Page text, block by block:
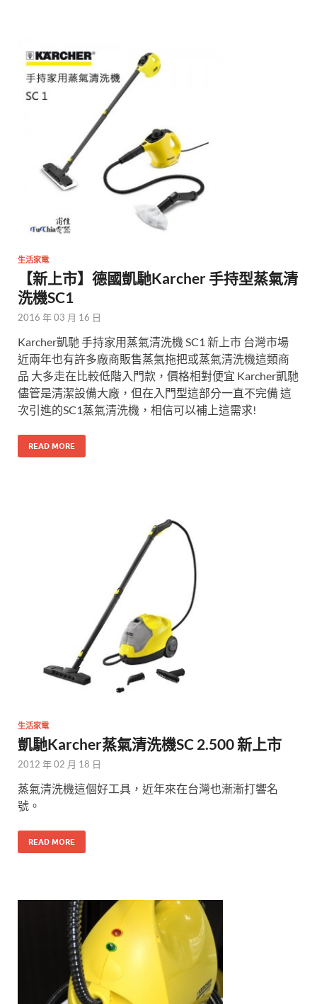
生活家電
【新上市】德國凱馳Karcher 手持型蒸氣清
洗機SC1
2016 年 03 月 16 日
Karcher凱馳 手持家用蒸氣清洗機 SC1 新上市 台灣市場
近兩年也有許多廠商販售蒸氣拖把或蒸氣清洗機這類商
品 大多走在比較低階入門款，價格相對便宜 Karcher凱馳
儘管是清潔設備大廠，但在入門型這部分一直不完備 這
次引進的SC1蒸氣清洗機，相信可以補上這需求!
READ MORE
生活家電
凱馳Karcher蒸氣清洗機SC 2.500 新上市
2012 年 02 月 18 日
蒸氣清洗機這個好工具，近年來在台灣也漸漸打響名
號。
READ MORE